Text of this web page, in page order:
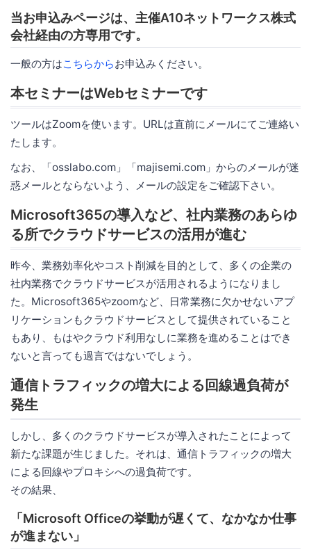
当お申込みページは、主催A10ネットワークス株式
会社経由の方専用です。
一般の方はこちらからお申込みください。
本セミナーはWebセミナーです
ツールはZoomを使います。URLは直前にメールにてご連絡い
たします。
なお、「osslabo.com」「majisemi.com」からのメールが迷
惑メールとならないよう、メールの設定をご確認下さい。
Microsoft365の導入など、社内業務のあらゆ
る所でクラウドサービスの活用が進む
昨今、業務効率化やコスト削減を目的として、多くの企業の
社内業務でクラウドサービスが活用されるようになりまし
た。Microsoft365やzoomなど、日常業務に欠かせないアプ
リケーションもクラウドサービスとして提供されていること
もあり、もはやクラウド利用なしに業務を進めることはでき
ないと言っても過言ではないでしょう。
通信トラフィックの増大による回線過負荷が
発生
しかし、多くのクラウドサービスが導入されたことによって
新たな課題が生じました。それは、通信トラフィックの増大
による回線やプロキシへの過負荷です。
その結果、
「Microsoft Officeの挙動が遅くて、なかなか仕事
が進まない」